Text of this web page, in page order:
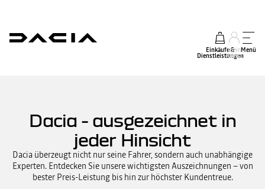
Einkäufe &
Dienstleistungen
mein
Konto
Menü
Dacia - ausgezeichnet in
jeder Hinsicht
Dacia überzeugt nicht nur seine Fahrer, sondern auch unabhängige
Experten. Entdecken Sie unsere wichtigsten Auszeichnungen – von
bester Preis-Leistung bis hin zur höchster Kundentreue.